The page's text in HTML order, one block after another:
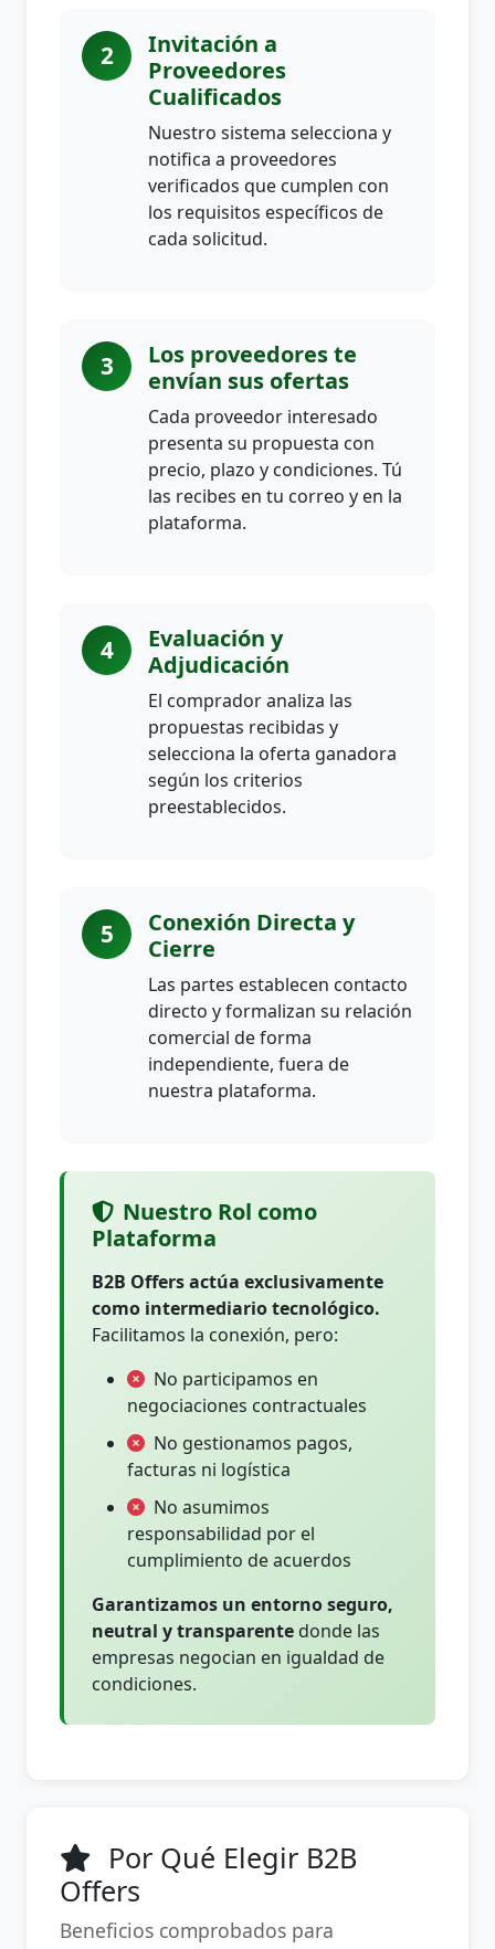
2
Invitación a
Proveedores
Cualificados
Nuestro sistema selecciona y
notifica a proveedores
verificados que cumplen con
los requisitos específicos de
cada solicitud.
3
Los proveedores te
envían sus ofertas
Cada proveedor interesado
presenta su propuesta con
precio, plazo y condiciones. Tú
las recibes en tu correo y en la
plataforma.
4
Evaluación y
Adjudicación
El comprador analiza las
propuestas recibidas y
selecciona la oferta ganadora
según los criterios
preestablecidos.
5
Conexión Directa y
Cierre
Las partes establecen contacto
directo y formalizan su relación
comercial de forma
independiente, fuera de
nuestra plataforma.
Nuestro Rol como
Plataforma
B2B Offers actúa exclusivamente
como intermediario tecnológico.
Facilitamos la conexión, pero:
No participamos en
negociaciones contractuales
No gestionamos pagos,
facturas ni logística
No asumimos
responsabilidad por el
cumplimiento de acuerdos
Garantizamos un entorno seguro,
neutral y transparente donde las
empresas negocian en igualdad de
condiciones.
Por Qué Elegir B2B
Offers
Beneficios comprobados para